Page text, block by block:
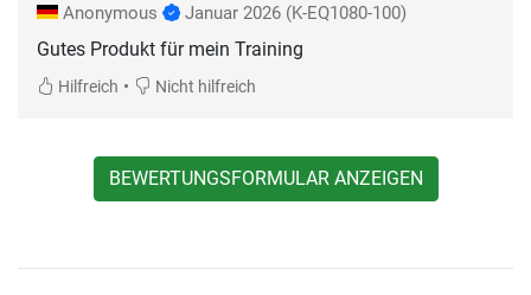
Anonymous Januar 2026 (K-EQ1080-100)
Gutes Produkt für mein Training
Hilfreich • Nicht hilfreich
BEWERTUNGSFORMULAR ANZEIGEN